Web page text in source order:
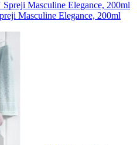
Masculine Elegance, 200ml